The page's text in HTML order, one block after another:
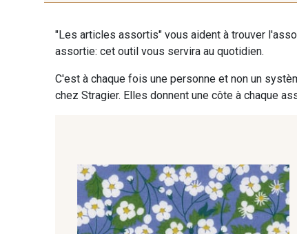
"Les articles assortis" vous aident à trouver
assortie: cet outil vous servira au quotidien.
C'est à chaque fois une personne et non un
chez Stragier. Elles donnent une côte à chaque